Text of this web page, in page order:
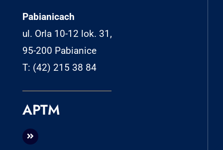
Pabianicach
ul. Orla 10-12 lok. 31,
95-200 Pabianice
T: (42) 215 38 84
APTM